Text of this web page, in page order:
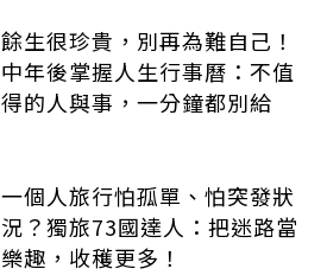
餘生很珍貴，別再為難自己！
中年後掌握人生行事曆：不值
得的人與事，一分鐘都別給
一個人旅行怕孤單、怕突發狀
況？獨旅73國達人：把迷路當
樂趣，收穫更多！